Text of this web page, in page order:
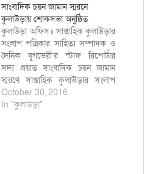
সাংবাদিক চয়ন জামান স্মরনে
কুলাউড়ায় শোকসভা অনুষ্ঠিত
কুলাউড়া অফিস॥ সাপ্তাহিক কুলাউড়ার
সংলাপ পত্রিকার সাহিত্য সম্পাদক ও
দৈনিক যুগভেরী’র স্টাফ রিপোর্টার
সদ্য প্রয়াত সাংবাদিক চয়ন জামান
স্মরণে সাপ্তাহিক কুলাউড়ার সংলাপ
পত্রিকার আয়োজনে এক শোকসভা ও
দোয়া মাহফিল ২৮ অক্টোবর শুক্রবার
October 30, 2016
In "কুলাউড়া"